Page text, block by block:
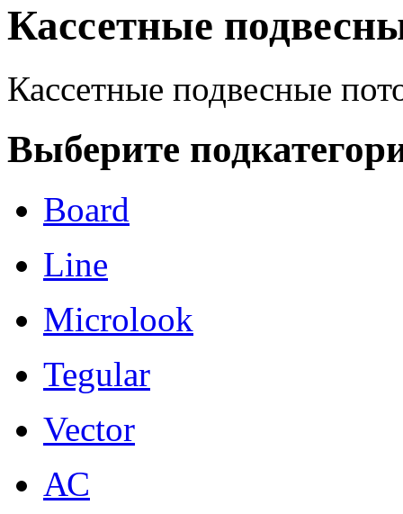
Кассетные
Кассетные подвесные
Выберите
Board
Line
Microlook
Tegular
Vector
АС